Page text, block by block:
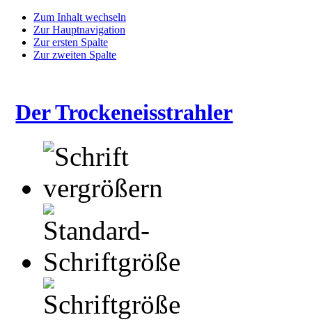
Zum Inhalt wechseln
Zur Hauptnavigation
Zur ersten Spalte
Zur zweiten Spalte
Der Trockeneisstrahler